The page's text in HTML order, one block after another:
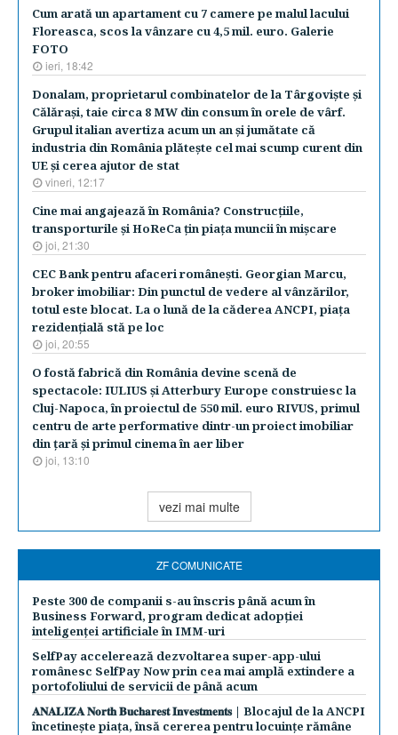
Cum arată un apartament cu 7 camere pe malul lacului
Floreasca, scos la vânzare cu 4,5 mil. euro. Galerie
FOTO
ieri, 18:42
Donalam, proprietarul combinatelor de la Târgovişte şi
Călăraşi, taie circa 8 MW din consum în orele de vârf.
Grupul italian avertiza acum un an şi jumătate că
industria din România plăteşte cel mai scump curent din
UE şi cerea ajutor de stat
vineri, 12:17
Cine mai angajează în România? Construcţiile,
transporturile şi HoReCa ţin piaţa muncii în mişcare
joi, 21:30
CEC Bank pentru afaceri româneşti. Georgian Marcu,
broker imobiliar: Din punctul de vedere al vânzărilor,
totul este blocat. La o lună de la căderea ANCPI, piaţa
rezidenţială stă pe loc
joi, 20:55
O fostă fabrică din România devine scenă de
spectacole: IULIUS şi Atterbury Europe construiesc la
Cluj-Napoca, în proiectul de 550 mil. euro RIVUS, primul
centru de arte performative dintr-un proiect imobiliar
din ţară şi primul cinema în aer liber
joi, 13:10
vezi mai multe
ZF COMUNICATE
Peste 300 de companii s-au înscris până acum în
Business Forward, program dedicat adopției
inteligenței artificiale în IMM-uri
SelfPay accelerează dezvoltarea super-app-ului
românesc SelfPay Now prin cea mai amplă extindere a
portofoliului de servicii de până acum
𝐀𝐍𝐀𝐋𝐈𝐙𝐀 𝐍𝐨𝐫𝐭𝐡 𝐁𝐮𝐜𝐡𝐚𝐫𝐞𝐬𝐭 𝐈𝐧𝐯𝐞𝐬𝐭𝐦𝐞𝐧𝐭𝐬 | Blocajul de la ANCPI
încetinește piața, însă cererea pentru locuințe rămâne